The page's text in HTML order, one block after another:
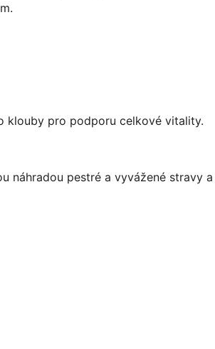
klouby pro podporu celkové vitality.
náhradou pestré a vyvážené stravy